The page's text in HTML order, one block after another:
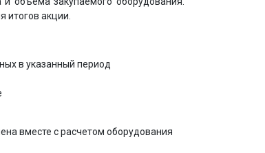
итогов акции.
в указанный период
вместе с расчетом оборудования